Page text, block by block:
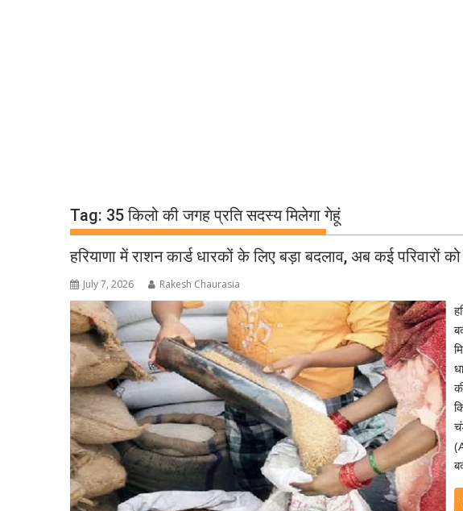
Tag: 35 किलो की जगह प्रति सदस्य मिलेगा गेहूं
हरियाणा में राशन कार्ड धारकों के लिए बड़ा बदलाव, अब कई परिवारों
July 7, 2026 Rakesh Chaurasia